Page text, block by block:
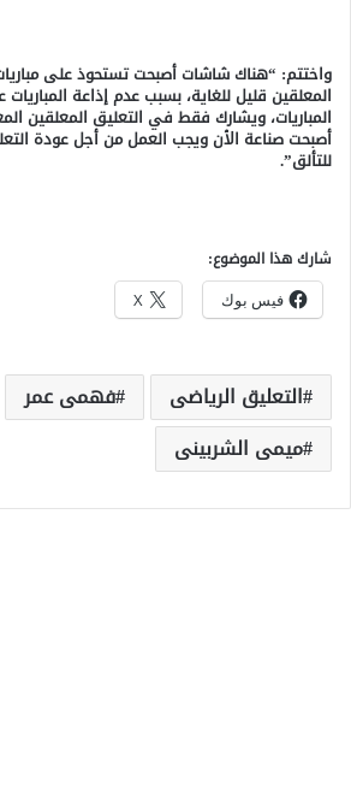
واختتم: “هناك شاشات أصبحت تستحوذ على
المعلقين قليل للغاية، بسبب عدم إذاعة
المباريات، ويشارك فقط في التعليق المعلقين
أصبحت صناعة الأن ويجب العمل من أجل عودة
للتألق”.
شارك هذا الموضوع:
فيس بوك X
التعليق الرياضى فهمى عمر
ميمى الشربينى